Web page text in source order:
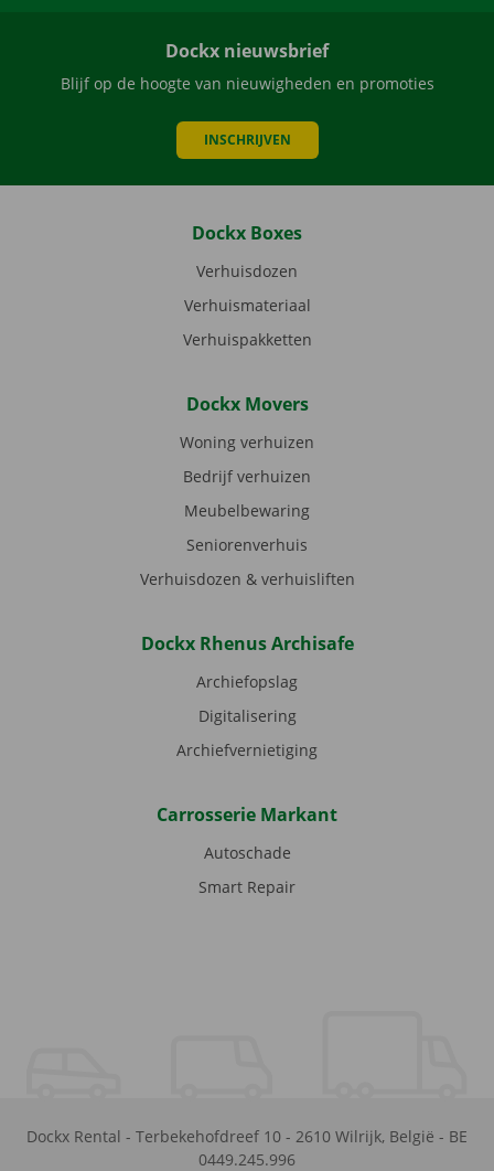
Dockx nieuwsbrief
Blijf op de hoogte van nieuwigheden en promoties
INSCHRIJVEN
Dockx Boxes
Verhuisdozen
Verhuismateriaal
Verhuispakketten
Dockx Movers
Woning verhuizen
Bedrijf verhuizen
Meubelbewaring
Seniorenverhuis
Verhuisdozen & verhuisliften
Dockx Rhenus Archisafe
Archiefopslag
Digitalisering
Archiefvernietiging
Carrosserie Markant
Autoschade
Smart Repair
Dockx Rental - Terbekehofdreef 10 - 2610 Wilrijk, België - BE
0449.245.996